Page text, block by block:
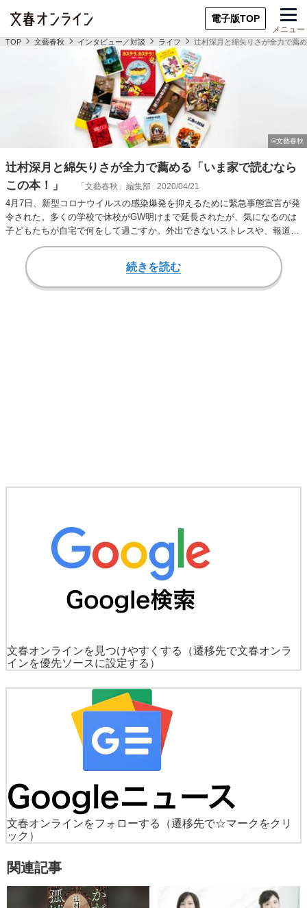
電子版TOP
メニュー
TOP 文藝春秋 インタビュー／対談 ライフ 辻村深月と綿矢りさが全力で薦
辻村深月と綿矢りさが全力で薦める「いま家で読むなら
この本！」
「文藝春秋」編集部 2020/04/21
4月7日、新型コロナウイルスの感染爆発を抑えるために緊急事態宣言が発
令された。多くの学校で休校がGW明けまで延長されたが、気になるのは
子どもたちが自宅で何をして過ごすか。外出できないストレスや、報道へ
の不安を感じが…
続きを読む
文春オンラインを見つけやすくする
（遷移先で文春オンラ
インを優先ソースに設定する）
文春オンラインをフォローする
（遷移先で☆マークをクリ
ック）
関連記事